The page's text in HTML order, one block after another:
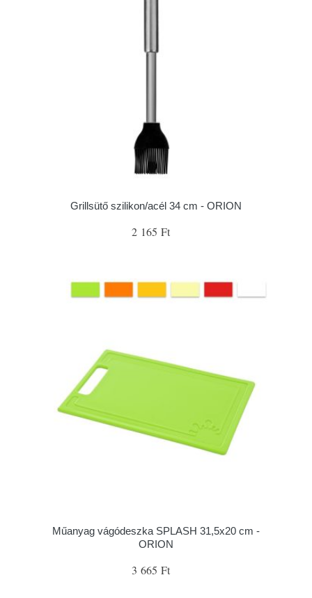
Grillsütő szilikon/acél 34 cm - ORION
2 165 Ft
Műanyag vágódeszka SPLASH 31,5x20 cm -
ORION
3 665 Ft